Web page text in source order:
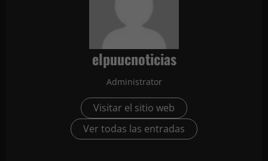
elpuucnoticias
Administrator
Visitar el sitio web
Ver todas las entradas